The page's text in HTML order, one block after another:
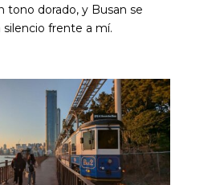
tono dorado, y Busan se
frente a mí.